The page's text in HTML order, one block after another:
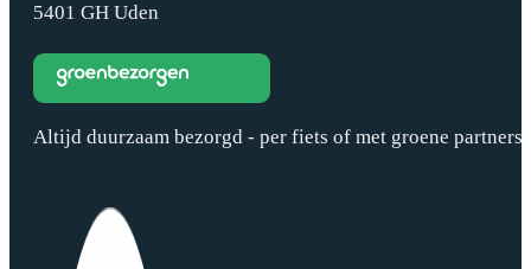
5401 GH Uden
Altijd duurzaam bezorgd - per fiets of met groene partners